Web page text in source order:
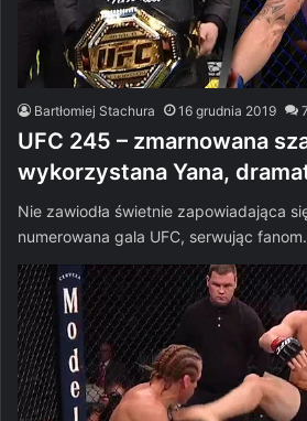
Bartłomiej Stachura 16 grudnia 2019 7
UFC 245 – zmarnowana
wykorzystana Yana,
Nie zawiodła świetnie zapowiadająca
numerowana gala UFC, serwując